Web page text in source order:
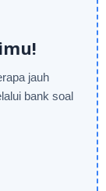
jauh
bank soal